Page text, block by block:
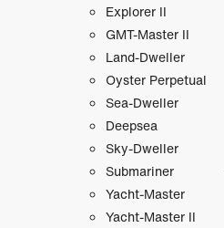
Explorer II
GMT‑Master II
Land‑Dweller
Oyster Perpetual
Sea‑Dweller
Deepsea
Sky‑Dweller
Submariner
Yacht‑Master
Yacht‑Master II